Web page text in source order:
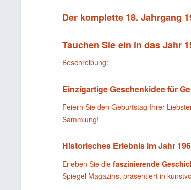
Der komplette 18. Jahrgang
Tauchen Sie ein in das Jahr
Beschreibung:
Einzigartige Geschenkidee für
Feiern Sie den Geburtstag Ihrer
Sammlung!
Historisches Erlebnis im Jahr
Erleben Sie die faszinierende
Spiegel Magazins, präsentiert in